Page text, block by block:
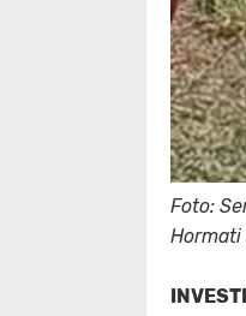
Foto:
Hormati